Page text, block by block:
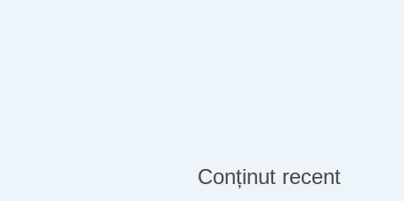
Conținut recent